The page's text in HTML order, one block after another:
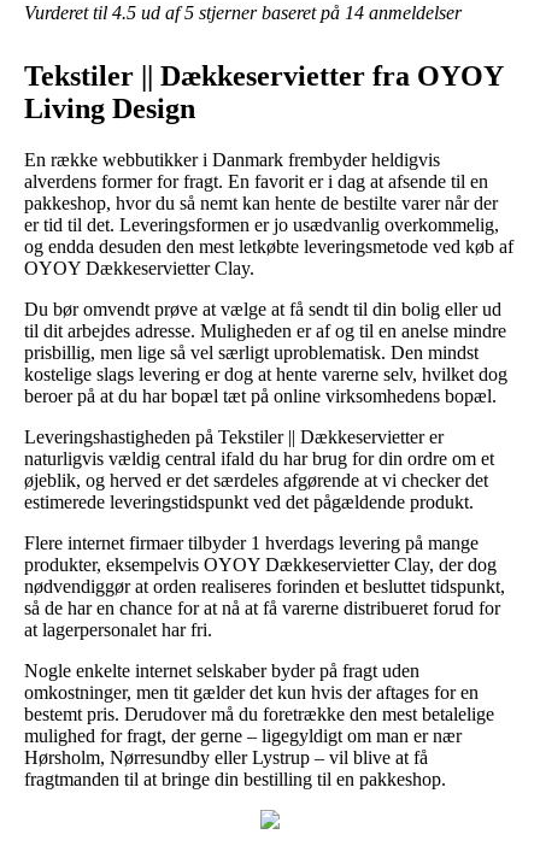
Vurderet til 4.5 ud af 5 stjerner baseret på 14 anmeldelser
Tekstiler || Dækkeservietter fra OYOY
Living Design
En række webbutikker i Danmark frembyder heldigvis
alverdens former for fragt. En favorit er i dag at afsende til en
pakkeshop, hvor du så nemt kan hente de bestilte varer når der
er tid til det. Leveringsformen er jo usædvanlig overkommelig,
og endda desuden den mest letkøbte leveringsmetode ved køb af
OYOY Dækkeservietter Clay.
Du bør omvendt prøve at vælge at få sendt til din bolig eller ud
til dit arbejdes adresse. Muligheden er af og til en anelse mindre
prisbillig, men lige så vel særligt uproblematisk. Den mindst
kostelige slags levering er dog at hente varerne selv, hvilket dog
beroer på at du har bopæl tæt på online virksomhedens bopæl.
Leveringshastigheden på Tekstiler || Dækkeservietter er
naturligvis vældig central ifald du har brug for din ordre om et
øjeblik, og herved er det særdeles afgørende at vi checker det
estimerede leveringstidspunkt ved det pågældende produkt.
Flere internet firmaer tilbyder 1 hverdags levering på mange
produkter, eksempelvis OYOY Dækkeservietter Clay, der dog
nødvendiggør at orden realiseres forinden et besluttet tidspunkt,
så de har en chance for at nå at få varerne distribueret forud for
at lagerpersonalet har fri.
Nogle enkelte internet selskaber byder på fragt uden
omkostninger, men tit gælder det kun hvis der aftages for en
bestemt pris. Derudover må du foretrække den mest betalelige
mulighed for fragt, der gerne – ligegyldigt om man er nær
Hørsholm, Nørresundby eller Lystrup – vil blive at få
fragtmanden til at bringe din bestilling til en pakkeshop.